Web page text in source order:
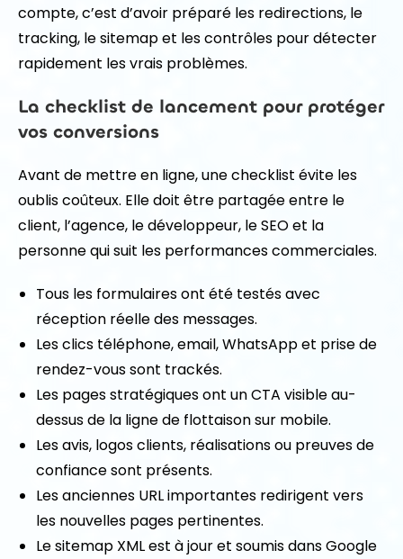
compte, c’est d’avoir préparé les redirections, le
tracking, le sitemap et les contrôles pour détecter
rapidement les vrais problèmes.
La checklist de lancement pour protéger
vos conversions
Avant de mettre en ligne, une checklist évite les
oublis coûteux. Elle doit être partagée entre le
client, l’agence, le développeur, le SEO et la
personne qui suit les performances commerciales.
Tous les formulaires ont été testés avec
réception réelle des messages.
Les clics téléphone, email, WhatsApp et prise de
rendez-vous sont trackés.
Les pages stratégiques ont un CTA visible au-
dessus de la ligne de flottaison sur mobile.
Les avis, logos clients, réalisations ou preuves de
confiance sont présents.
Les anciennes URL importantes redirigent vers
les nouvelles pages pertinentes.
Le sitemap XML est à jour et soumis dans Google